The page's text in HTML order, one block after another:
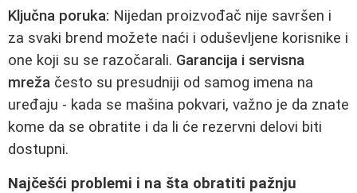
Ključna poruka: Nijedan proizvođač nije savršen i
za svaki brend možete naći i oduševljene korisnike i
one koji su se razočarali. Garancija i servisna
mreža često su presudniji od samog imena na
uređaju - kada se mašina pokvari, važno je da znate
kome da se obratite i da li će rezervni delovi biti
dostupni.
Najčešći problemi i na šta obratiti pažnju